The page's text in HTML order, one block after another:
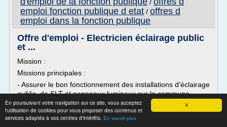
X
En poursuivant votre navigation sur ce site, vous acceptez
l'utilisation de cookies pour vous proposer des contenus et
services adaptés à vos centres d'intérêts. En savoir plus
/
emploi fonction publique d etat / offres d
emploi dans la fonction publique
Offre d'emploi - Electricien éclairage public
et ...
Mission :
Missions principales :
- Assurer le bon fonctionnement des installations d'éclairage
public, de SLT et panneaux lumineux sur la commune
(entretien préventif : nettoyage des points lumineux,
changement de lampes, vérification des serrages, bitumage
des pieds de mats etc.)